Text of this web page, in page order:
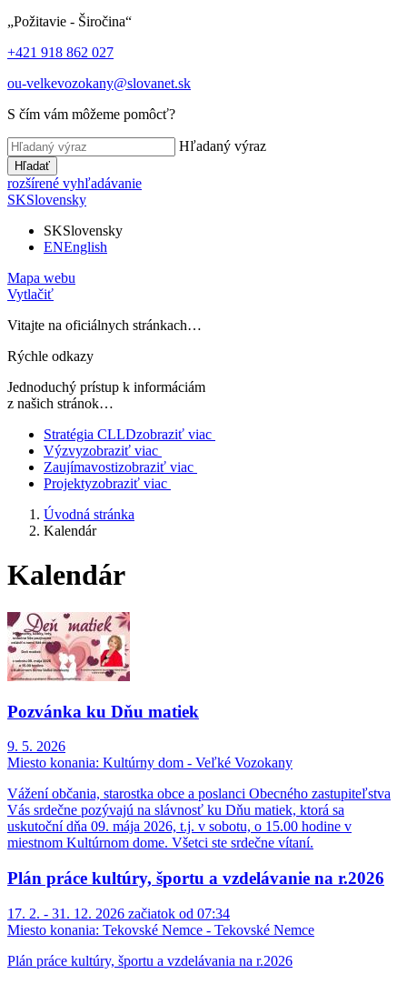
„Požitavie - Širočina“
+421 918 862 027
ou-velkevozokany@slovanet.sk
S čím vám môžeme pomôcť?
Hľadaný výraz
Hľadať
rozšírené vyhľadávanie
SKSlovensky
SKSlovensky
ENEnglish
Mapa webu
Vytlačiť
Vitajte na oficiálnych stránkach…
Rýchle odkazy
Jednoduchý prístup k informáciám
z našich stránok…
Stratégia CLLDzobraziť viac
Výzvyzobraziť viac
Zaujímavostizobraziť viac
Projektyzobraziť viac
Úvodná stránka
Kalendár
Kalendár
Pozvánka ku Dňu matiek
9. 5. 2026
Miesto konania: Kultúrny dom - Veľké Vozokany
Vážení občania, starostka obce a poslanci Obecného zastupiteľstva
Vás srdečne pozývajú na slávnosť ku Dňu matiek, ktorá sa
uskutoční dňa 09. mája 2026, t.j. v sobotu, o 15.00 hodine v
miestnom Kultúrnom dome. Všetci ste srdečne vítaní.
Plán práce kultúry, športu a vzdelávanie na r.2026
17. 2. - 31. 12. 2026 začiatok od 07:34
Miesto konania: Tekovské Nemce - Tekovské Nemce
Plán práce kultúry, športu a vzdelávania na r.2026